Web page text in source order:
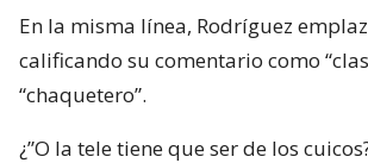
En la misma línea, Rodríguez
calificando su comentario como
“chaquetero”.
¿”O la tele tiene que ser de los